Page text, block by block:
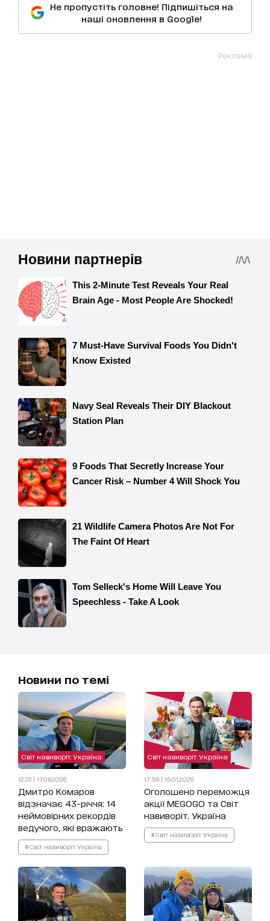
Не пропустіть головне! Підпишіться на
наші оновлення в Google!
Реклама
Новини по темі
Світ навиворіт. Україна
12:23 | 17.06.2026
Дмитро Комаров
відзначає 43-річчя: 14
неймовірних рекордів
ведучого, які вражають
#Світ навиворіт. Україна
Світ навиворіт. Україна
17:56 | 15.01.2026
Оголошено переможця
акції MEGOGO та Світ
навиворіт. Україна
#Світ навиворіт. Україна